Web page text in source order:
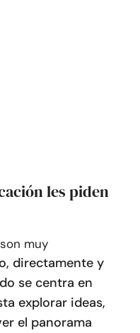
les piden
muy
directamente y
se centra en
explorar ideas,
el panorama